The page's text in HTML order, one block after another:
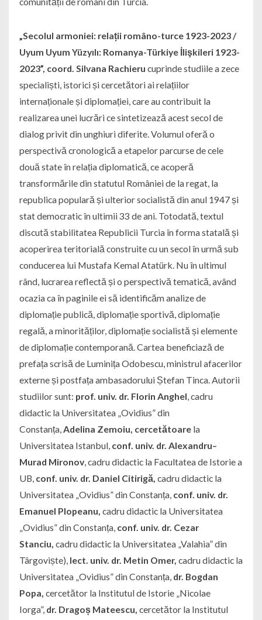
„Secolul armoniei: relații româno-turce 1923-2023 /
Uyum Uyum Yüzyılı: Romanya-Türkiye İlişkileri 1923-
2023”, coord. Silvana Rachieru cuprinde studiile a zece
specialiști, istorici și cercetători ai relațiilor
internaționale și diplomației, care au contribuit la
realizarea unei lucrări ce sintetizează acest secol de
dialog privit din unghiuri diferite. Volumul oferă o
perspectivă cronologică a etapelor parcurse de cele
două state în relația diplomatică, ce acoperă
transformările din statutul României de la regat, la
republica populară și ulterior socialistă din anul 1947 și
stat democratic în ultimii 33 de ani. Totodată, textul
discută stabilitatea Republicii Turcia în forma statală și
acoperirea teritorială construite cu un secol în urmă sub
conducerea lui Mustafa Kemal Atatürk. Nu în ultimul
rând, lucrarea reflectă și o perspectivă tematică, având
ocazia ca în paginile ei să identificăm analize de
diplomație publică, diplomație sportivă, diplomație
regală, a minorităților, diplomație socialistă și elemente
de diplomație contemporană. Cartea beneficiază de
prefața scrisă de Luminița Odobescu, ministrul afacerilor
externe și postfața ambasadorului Ștefan Tinca. Autorii
studiilor sunt: prof. univ. dr. Florin Anghel, cadru
didactic la Universitatea „Ovidius” din
Constanța,Adelina Zemoiu, cercetătoare la
Universitatea Istanbul, conf. univ. dr. Alexandru–
Murad Mironov, cadru didactic la Facultatea de Istorie a
UB, conf. univ. dr. Daniel Citirigă, cadru didactic la
Universitatea „Ovidius” din Constanța, conf. univ. dr.
Emanuel Plopeanu, cadru didactic la Universitatea
„Ovidius” din Constanța, conf. univ. dr. Cezar
Stanciu, cadru didactic la Universitatea „Valahia” din
Târgoviște), lect. univ. dr. Metin Omer, cadru didactic la
Universitatea „Ovidius” din Constanța, dr. Bogdan
Popa, cercetător la Institutul de Istorie „Nicolae
Iorga”, dr. Dragoș Mateescu, cercetător la Institutul